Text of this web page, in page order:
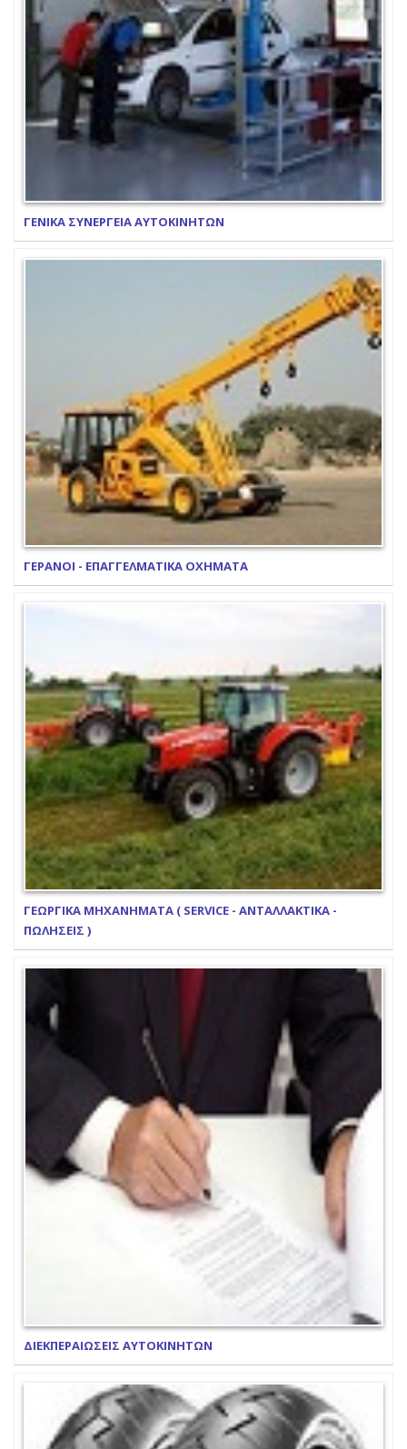
ΓΕΝΙΚΑ ΣΥΝΕΡΓΕΙΑ ΑΥΤΟΚΙΝΗΤΩΝ
ΓΕΡΑΝΟΙ - ΕΠΑΓΓΕΛΜΑΤΙΚΑ ΟΧΗΜΑΤΑ
ΓΕΩΡΓΙΚΑ ΜΗΧΑΝΗΜΑΤΑ ( SERVICE - ΑΝΤΑΛΛΑΚΤΙΚΑ -
ΠΩΛΗΣΕΙΣ )
ΔΙΕΚΠΕΡΑΙΩΣΕΙΣ ΑΥΤΟΚΙΝΗΤΩΝ